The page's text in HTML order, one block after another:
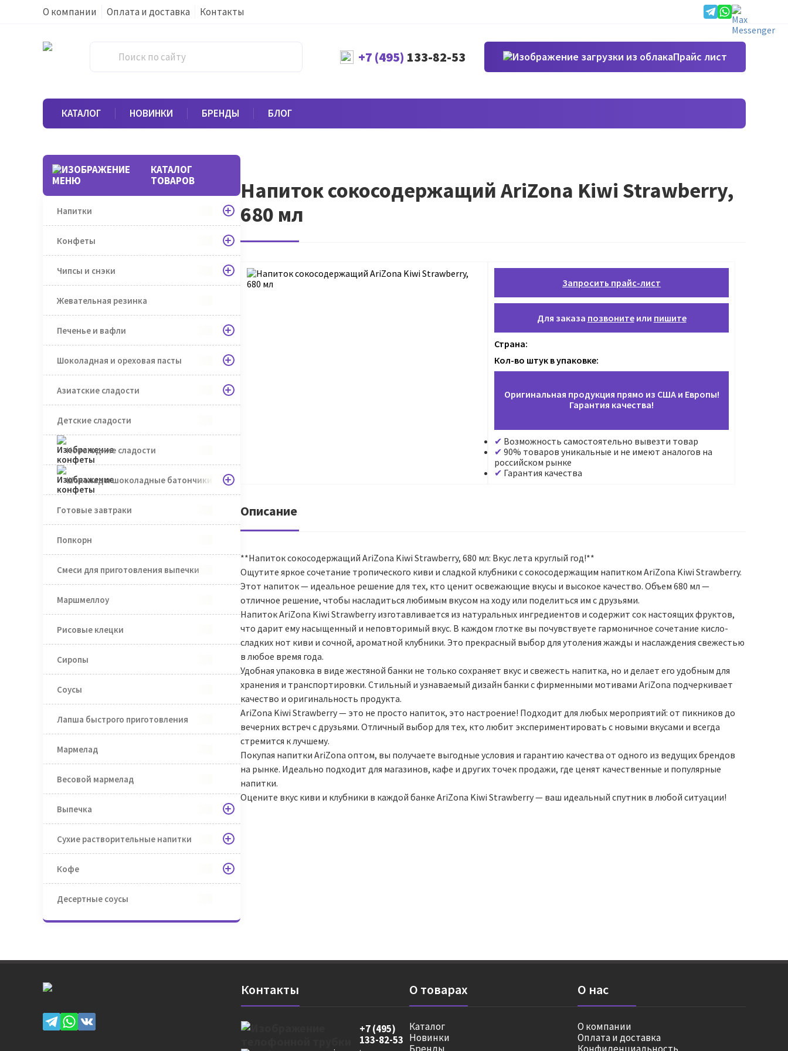
О компании Оплата и доставка Контакты
+7 (495) 133-82-53 Прайс лист
КАТАЛОГ НОВИНКИ БРЕНДЫ БЛОГ
КАТАЛОГ
ТОВАРОВ
Напитки
Конфеты
Чипсы и снэки
Жевательная резинка
Печенье и вафли
Шоколадная и ореховая пасты
Азиатские сладости
Детские сладости
Новогодние сладости
Шоколад и шоколадные батончики
Готовые завтраки
Попкорн
Смеси для приготовления выпечки
Маршмеллоу
Рисовые клецки
Сиропы
Соусы
Лапша быстрого приготовления
Мармелад
Весовой мармелад
Выпечка
Сухие растворительные напитки
Кофе
Десертные соусы
Напиток сокосодержащий AriZona Kiwi Strawberry,
680 мл
Запросить прайс-лист
Для заказа позвонитеили пишите
Страна:
Кол-во штук в упаковке:
Оригинальная продукция прямо из США и Европы!
Гарантия качества!
Возможность самостоятельно вывезти товар
90% товаров уникальные и не имеют аналогов на
российском рынке
Гарантия качества
Описание
**Напиток сокосодержащий AriZona Kiwi Strawberry, 680 мл: Вкус лета круглый год!**
Ощутите яркое сочетание тропического киви и сладкой клубники с сокосодержащим напитком AriZona Kiwi Strawberry.
Этот напиток — идеальное решение для тех, кто ценит освежающие вкусы и высокое качество. Объем 680 мл —
отличное решение, чтобы насладиться любимым вкусом на ходу или поделиться им с друзьями.
Напиток AriZona Kiwi Strawberry изготавливается из натуральных ингредиентов и содержит сок настоящих фруктов,
что дарит ему насыщенный и неповторимый вкус. В каждом глотке вы почувствуете гармоничное сочетание кисло-
сладких нот киви и сочной, ароматной клубники. Это прекрасный выбор для утоления жажды и наслаждения свежестью
в любое время года.
Удобная упаковка в виде жестяной банки не только сохраняет вкус и свежесть напитка, но и делает его удобным для
хранения и транспортировки. Стильный и узнаваемый дизайн банки с фирменными мотивами AriZona подчеркивает
качество и оригинальность продукта.
AriZona Kiwi Strawberry — это не просто напиток, это настроение! Подходит для любых мероприятий: от пикников до
вечерних встреч с друзьями. Отличный выбор для тех, кто любит экспериментировать с новыми вкусами и всегда
стремится к лучшему.
Покупая напитки AriZona оптом, вы получаете выгодные условия и гарантию качества от одного из ведущих брендов
на рынке. Идеально подходит для магазинов, кафе и других точек продажи, где ценят качественные и популярные
напитки.
Оцените вкус киви и клубники в каждой банке AriZona Kiwi Strawberry — ваш идеальный спутник в любой ситуации!
Контакты
+7 (495)
133-82-53
О товарах
Каталог
Новинки
О нас
О компании
Оплата и доставка